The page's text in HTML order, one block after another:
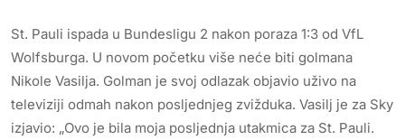
St. Pauli ispada u Bundesligu 2 nakon poraza 1:3 od VfL
Wolfsburga. U novom početku više neće biti golmana
Nikole Vasilja. Golman je svoj odlazak objavio uživo na
televiziji odmah nakon posljednjeg zvižduka. Vasilj je za Sky
izjavio: „Ovo je bila moja posljednja utakmica za St. Pauli.